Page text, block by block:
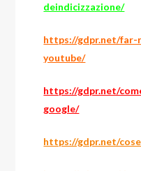
deindicizzazione/
https://gdpr.net/far-
youtube/
https://gdpr.net/
google/
https://gdpr.net/